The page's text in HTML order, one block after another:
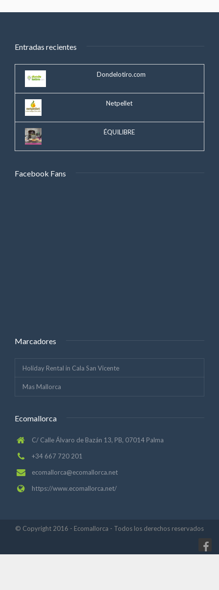
Entradas recientes
Dondelotiro.com
Netpellet
ÉQUILIBRE
Facebook Fans
Marcadores
Holiday Rental in Cala San Vicente
Mas Mallorca
Ecomallorca
C/ Calle Álvaro de Bazán 13, PB, 07014 Palma
+34 667 720 201
ecomallorca@ecomallorca.net
https://www.ecomallorca.net/
© Copyright 2016 - Ecomallorca - Todos los derechos reservados